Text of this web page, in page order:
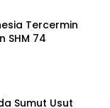
Tercermin
SHM 74
Sumut Usut